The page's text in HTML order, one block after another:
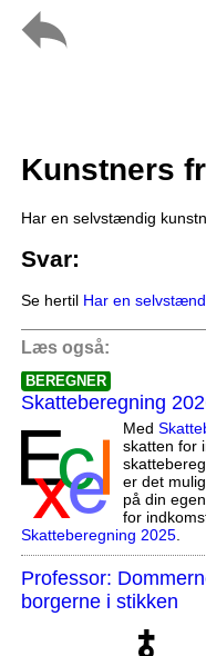
Kunstners
Har en selvstændig
Svar:
Se hertil Har en
Læs også:
BEREGNER
Skatteberegning
Med
skatten for
er det
på din
for
Skatteberegning 2025.
Professor:
borgerne i stikken